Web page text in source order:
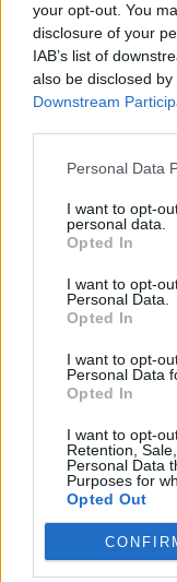
your opt-out. You
disclosure of your
IAB’s list of
also be disclosed
Downstream
Personal Data
I want to opt-
personal data.
Opted In
I want to opt-
Personal Data.
Opted In
I want to opt-
Personal Data
Opted In
I want to opt-
Retention,
Personal Data
Purposes for
Opted Out
Ezt a növényt már az
ÉLŐ
a